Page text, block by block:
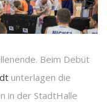
Beim Debüt
unterlagen die
in der StadtHalle